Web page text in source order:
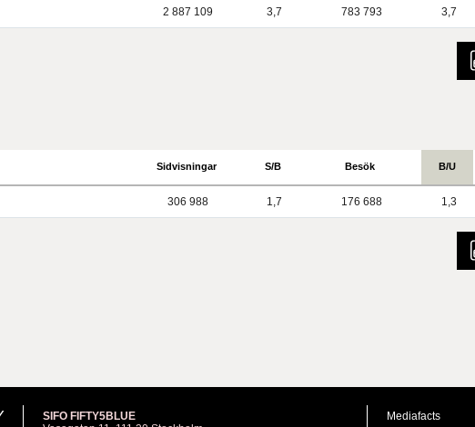
2 887 109 3,7 783 793 3,7
Sidvisningar S/B Besök B/U
306 988 1,7 176 688 1,3
SIFO FIFTY5BLUE
Mediafacts